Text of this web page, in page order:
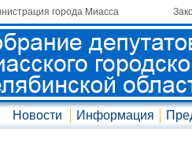
города Миасса
Новости Информация